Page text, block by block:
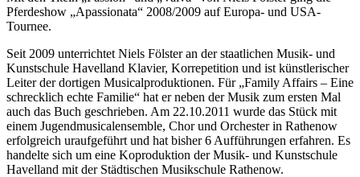
Pferdeshow „Apassionata“ 2008/2009 auf Europa- und USA-
Tournee.
Seit 2009 unterrichtet Niels Fölster an der staatlichen Musik- und
Kunstschule Havelland Klavier, Korrepetition und ist künstlerischer
Leiter der dortigen Musicalproduktionen. Für „Family Affairs – Eine
schrecklich echte Familie“ hat er neben der Musik zum ersten Mal
auch das Buch geschrieben. Am 22.10.2011 wurde das Stück mit
einem Jugendmusicalensemble, Chor und Orchester in Rathenow
erfolgreich uraufgeführt und hat bisher 6 Aufführungen erfahren. Es
handelte sich um eine Koproduktion der Musik- und Kunstschule
Havelland mit der Städtischen Musikschule Rathenow.